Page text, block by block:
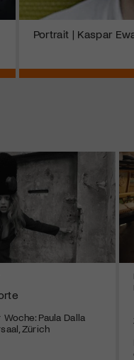
Portrait | Kaspar
Paula Dalla
Zürich